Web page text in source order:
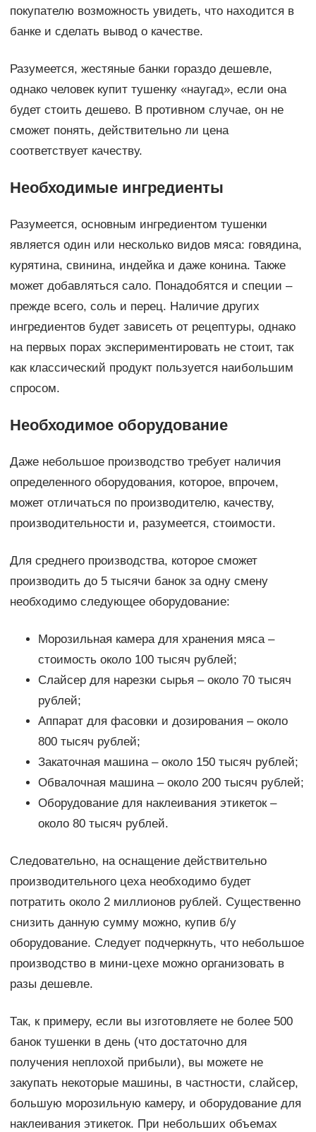
покупателю возможность увидеть, что находится в
банке и сделать вывод о качестве.
Разумеется, жестяные банки гораздо дешевле,
однако человек купит тушенку «наугад», если она
будет стоить дешево. В противном случае, он не
сможет понять, действительно ли цена
соответствует качеству.
Необходимые ингредиенты
Разумеется, основным ингредиентом тушенки
является один или несколько видов мяса: говядина,
курятина, свинина, индейка и даже конина. Также
может добавляться сало. Понадобятся и специи –
прежде всего, соль и перец. Наличие других
ингредиентов будет зависеть от рецептуры, однако
на первых порах экспериментировать не стоит, так
как классический продукт пользуется наибольшим
спросом.
Необходимое оборудование
Даже небольшое производство требует наличия
определенного оборудования, которое, впрочем,
может отличаться по производителю, качеству,
производительности и, разумеется, стоимости.
Для среднего производства, которое сможет
производить до 5 тысячи банок за одну смену
необходимо следующее оборудование:
Морозильная камера для хранения мяса –
стоимость около 100 тысяч рублей;
Слайсер для нарезки сырья – около 70 тысяч
рублей;
Аппарат для фасовки и дозирования – около
800 тысяч рублей;
Закаточная машина – около 150 тысяч рублей;
Обвалочная машина – около 200 тысяч рублей;
Оборудование для наклеивания этикеток –
около 80 тысяч рублей.
Следовательно, на оснащение действительно
производительного цеха необходимо будет
потратить около 2 миллионов рублей. Существенно
снизить данную сумму можно, купив б/у
оборудование. Следует подчеркнуть, что небольшое
производство в мини-цехе можно организовать в
разы дешевле.
Так, к примеру, если вы изготовляете не более 500
банок тушенки в день (что достаточно для
получения неплохой прибыли), вы можете не
закупать некоторые машины, в частности, слайсер,
большую морозильную камеру, и оборудование для
наклеивания этикеток. При небольших объемах